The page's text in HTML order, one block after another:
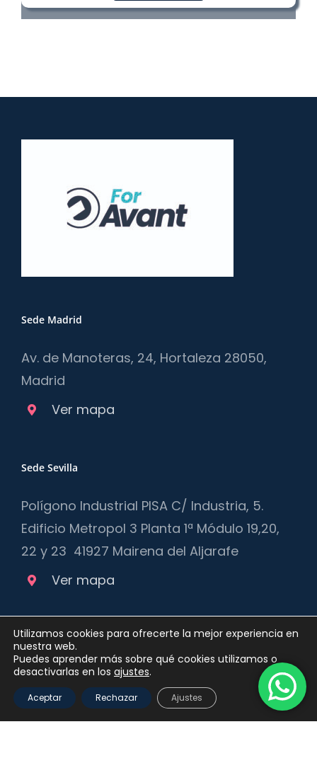
Sede Madrid
Av. de Manoteras, 24, Hortaleza 28050,
Madrid
Ver mapa
Sede Sevilla
Polígono Industrial PISA C/ Industria, 5.
Edificio Metropol 3 Planta 1ª Módulo 19,20,
22 y 23 41927 Mairena del Aljarafe
Ver mapa
Utilizamos cookies para ofrecerte la mejor experiencia en
nuestra web.
Puedes aprender más sobre qué cookies utilizamos o
desactivarlas en los ajustes.
Aceptar Rechazar Ajustes